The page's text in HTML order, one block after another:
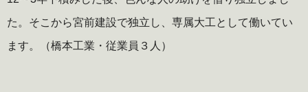
た。そこから宮前建設で独立し、専属大工として働いてい
ます。（橋本工業・従業員３人）